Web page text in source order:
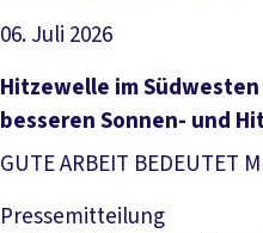
06. Juli 2026
Artikel lesen
Hitzewelle im
besseren Sonnen- und
GUTE ARBEIT BEDEUTET
Pressemitteilung